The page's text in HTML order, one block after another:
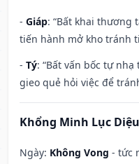
- Giáp: “Bất khai thương
tiến hành mở kho tránh
- Tý: “Bất vấn bốc tự
gieo quẻ hỏi việc để
Khổng Minh Lục Diệu
Ngày: Không Vong - tức